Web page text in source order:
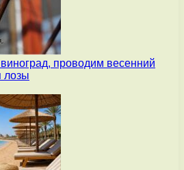
проводим весенний
лозы